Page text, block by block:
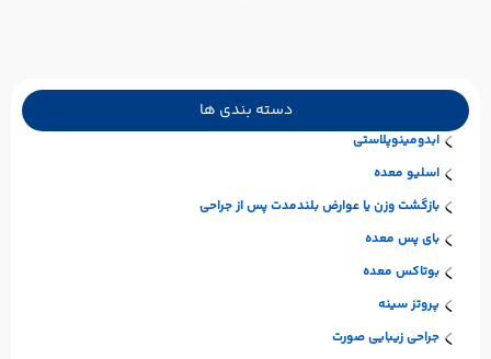
دسته بندی ها
ابدومینوپلاستی
اسلیو معده
بازگشت وزن یا عوارض بلندمدت پس از جراحی
بای پس معده
بوتاکس معده
پروتز سینه
جراحی زیبایی صورت